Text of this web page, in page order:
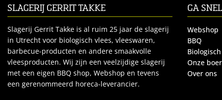
SLAGERIJ GERRIT TAKKE
Slagerij Gerrit Takke is al ruim 25 jaar de slagerij
in Utrecht voor biologisch vlees, vleeswaren,
barbecue-producten en andere smaakvolle
vleesproducten. Wij zijn een veelzijdige slagerij
met een eigen BBQ shop, Webshop en tevens
een gerenommeerd horeca-leverancier.
GA
Webshop
BBQ
Onze
Over ons